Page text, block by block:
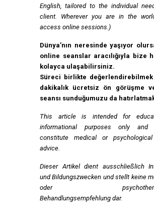
English, tailored to the individual
client. Wherever you are in the
access online sessions.)
Dünya’nın neresinde yaşıyor
online seanslar aracılığıyla bize
kolayca ulaşabilirsiniz.
Süreci birlikte değerlendirebilmek
dakikalık ücretsiz ön görüşme
seansı sunduğumuzu da
This article is intended for
informational purposes only
constitute medical or
advice.
Dieser Artikel dient ausschließlich
und Bildungszwecken und stellt keine
oder
Behandlungsempfehlung dar.